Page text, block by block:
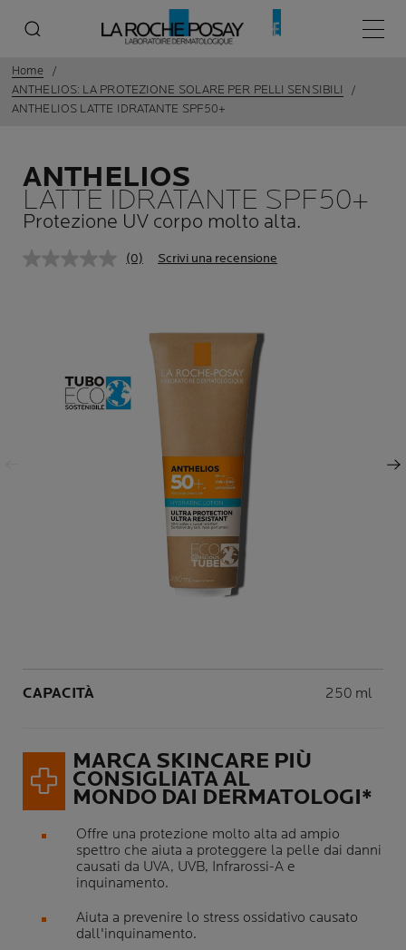
Menù
Home
ANTHELIOS: LA PROTEZIONE SOLARE PER PELLI SENSIBILI
ANTHELIOS LATTE IDRATANTE SPF50+
ANTHELIOS
LATTE IDRATANTE SPF50+
Protezione UV corpo molto alta.
Nessuna
pagina.
(0) Scrivi una recensione
Pannello precedente
Pannello successivo
CAPACITÀ Volume
250 ml
MARCA SKINCARE PIÙ
CONSIGLIATA AL
MONDO DAI DERMATOLOGI*
Offre una protezione molto alta ad ampio
spettro che aiuta a proteggere la pelle dai danni
causati da UVA, UVB, Infrarossi-A e
inquinamento.
Aiuta a prevenire lo stress ossidativo causato
dall'inquinamento.